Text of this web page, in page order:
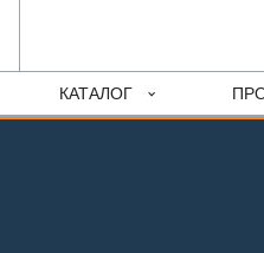
КАТАЛОГ